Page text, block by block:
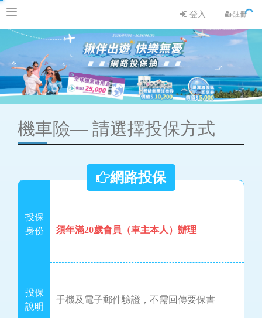
登入 註冊
機車險—請選擇投保方式
網路投保
投保
身份
須年滿20歲會員（車主本人）辦理
投保
說明
手機及電子郵件驗證，不需回傳要保書